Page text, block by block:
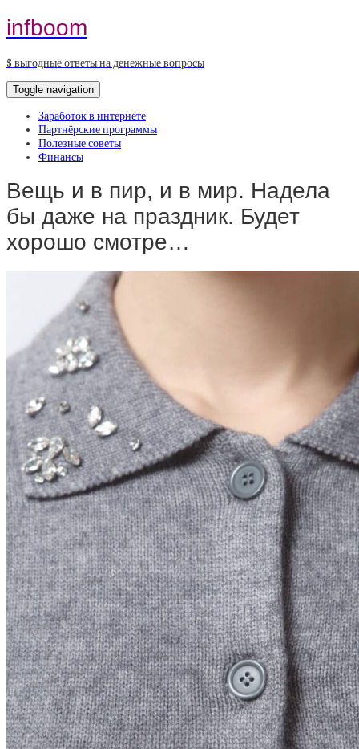
infboom
$ выгодные ответы на денежные вопросы
Toggle navigation
Заработок в интернете
Партнёрские программы
Полезные советы
Финансы
Вещь и в пир, и в мир. Надела
бы даже на праздник. Будет
хорошо смотре…